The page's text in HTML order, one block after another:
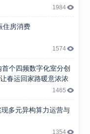
1984
住房消费
1574
个四频数字化室分创
春运回家路暖意浓浓
1465
多元异构算力运营与
1354